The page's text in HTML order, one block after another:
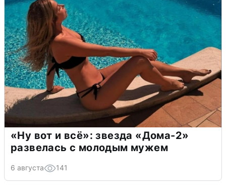
«Ну вот и всё»: звезда «Дома-2»
развелась с молодым мужем
6 августа 141